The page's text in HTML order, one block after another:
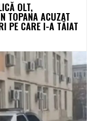
OLT,
TOPANA ACUZAT
PE CARE I-A TĂIAT